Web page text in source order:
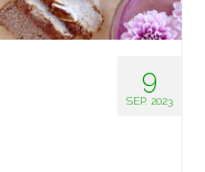
9
SEP. 2023